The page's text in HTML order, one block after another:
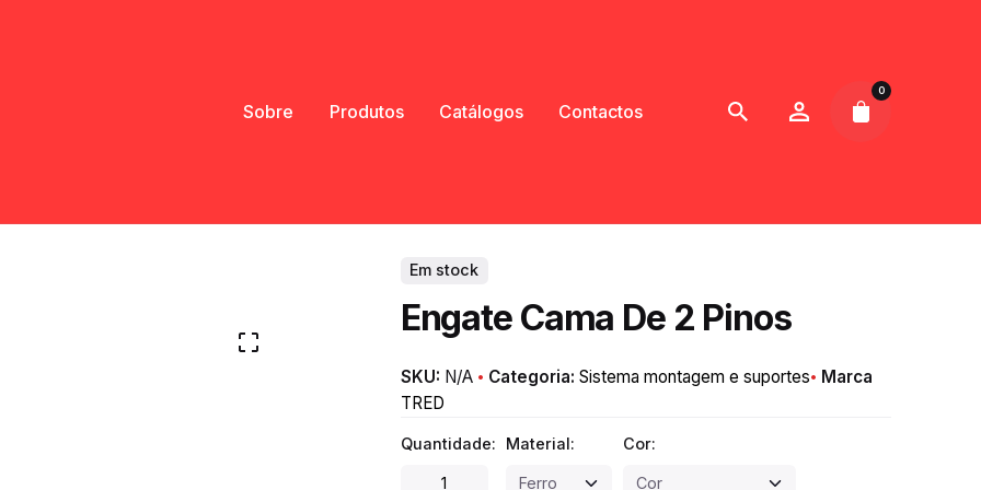
Sobre Produtos Catálogos Contactos
0
Em stock
Engate Cama De 2 Pinos
SKU: N/A Categoria: Sistema montagem e suportes
Marca
TRED
Quantidade:
Engate
Material: Cor: